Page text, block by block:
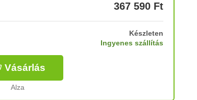
367 590 Ft
Készleten
Ingyenes szállítás
Vásárlás
Alza